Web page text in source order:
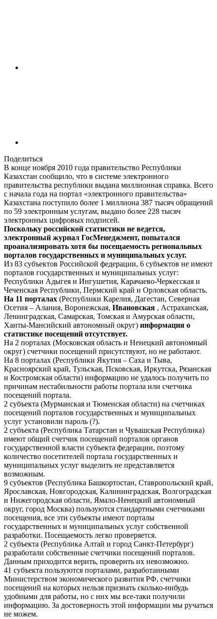
Поделиться
В конце ноября 2010 года правительство Республики
Казахстан сообщило, что в системе электронного
правительства республики выдана миллионная справка. Всего
с начала года на портал «электронного правительства»
Казахстана поступило более 1 миллиона 387 тысяч обращений
по 59 электронным услугам, выдано более 228 тысяч
электронных цифровых подписей.
Поскольку российской статистики не ведется,
электронный журнал ГосМенеджмент, попытался
проанализировать хотя бы посещаемость региональных
порталов государственных и муниципальных услуг.
Из 83 субъектов Российской федерации, 6 субъектов не имеют
порталов государственных и муниципальных услуг:
Республики Адыгея и Ингушетия, Карачаево-Черкесская и
Чеченская Республики, Пермский край и Орловская область.
На 11 порталах (Республики Карелия, Дагестан, Северная
Осетия – Алания, Воронежская, Ивановская , Астраханская,
Ленинградская, Самарская, Томская и Амурская области,
Ханты-Мансийский автономный округ) информация о
статистике посещений отсутствует.
На 2 порталах (Московская область и Ненецкий автономный
округ) счетчики посещений присутствуют, но не работают.
На 8 порталах (Республики Якутия – Саха и Тыва,
Красноярский край, Тульская, Псковская, Иркутска, Рязанская
и Костромская области) информацию не удалось получить по
причинам нестабильности работы портала или счетчика
посещений портала.
2 субъекта (Мурманская и Тюменская области) на счетчиках
посещений порталов государственных и муниципальных
услуг установили пароль (?).
2 субъекта (Республика Татарстан и Чувашская Республика)
имеют общий счетчик посещений порталов органов
государственной власти субъекта федерации, поэтому
количество посетителей портала государственных и
муниципальных услуг выделить не представляется
возможным.
9 субъектов (Республика Башкортостан, Ставропольский край,
Ярославская, Новгородская, Калининградская, Волгоградская
и Нижегородская области, Ямало-Ненецкий автономный
округ, город Москва) пользуются стандартными счетчиками
посещения, все эти субъекты имеют порталы
государственных и муниципальных услуг собственной
разработки. Посещаемость легко проверяется.
2 субъекта (Республика Алтай и город Санкт-Петербург)
разработали собственные счетчики посещений порталов.
Данным приходится верить, проверить их невозможно.
41 субъекта пользуются порталами, разработанными
Министерством экономического развития РФ, счетчики
посещений на которых нельзя признать сколько-нибудь
удобными для работы, но с них мы все-таки получили
информацию. За достоверность этой информации мы ручаться
не можем.